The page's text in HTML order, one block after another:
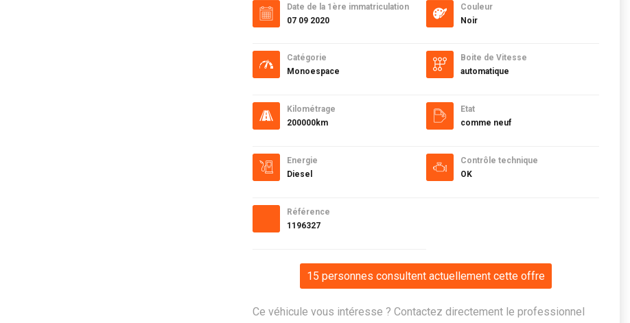
Date de la 1ère immatriculation
07 09 2020
Catégorie
Monoespace
Kilométrage
200000km
Energie
Diesel
Référence
1196327
Couleur
Noir
Boite de Vitesse
automatique
Etat
comme neuf
Contrôle technique
OK
15 personnes consultent actuellement cette offre
Ce véhicule vous intéresse ? Contactez directement le professionnel